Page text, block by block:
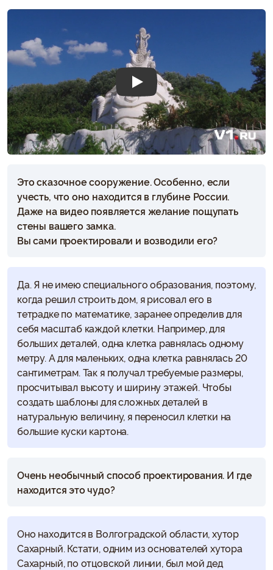
Воспроизвести
Это сказочное сооружение. Особенно, если
учесть, что оно находится в глубине России.
Даже на видео появляется желание пощупать
стены вашего замка.
Вы сами проектировали и возводили его?
Да. Я не имею специального образования, поэтому,
когда решил строить дом, я рисовал его в
тетрадке по математике, заранее определив для
себя масштаб каждой клетки. Например, для
больших деталей, одна клетка равнялась одному
метру. А для маленьких, одна клетка равнялась 20
сантиметрам. Так я получал требуемые размеры,
просчитывал высоту и ширину этажей. Чтобы
создать шаблоны для сложных деталей в
натуральную величину, я переносил клетки на
большие куски картона.
Очень необычный способ проектирования. И где
находится это чудо?
Оно находится в Волгоградской области, хутор
Сахарный. Кстати, одним из основателей хутора
Сахарный, по отцовской линии, был мой дед